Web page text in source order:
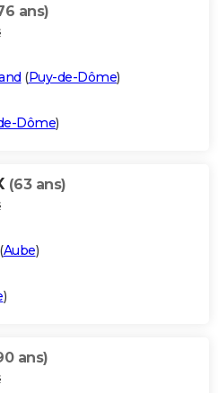
ans)
(Puy-de-Dôme)
Dôme)
(63 ans)
(Aube)
)
ans)